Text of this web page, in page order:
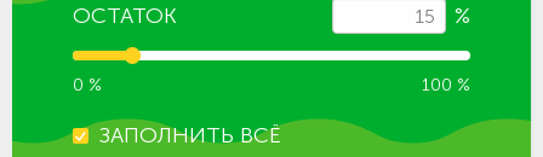
ОСТАТОК %
0 % 100 %
ЗАПОЛНИТЬ ВСЁ